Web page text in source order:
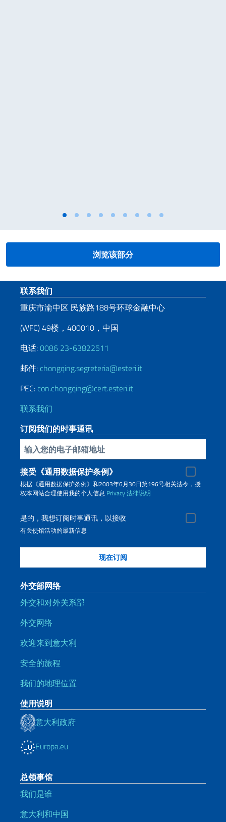
浏览该部分
页脚部分
联系我们
重庆市渝中区 民族路188号环球金融中心
(WFC) 49楼，400010，中国
电话:0086 23-63822511
邮件: chongqing.segreteria@esteri.it
PEC: con.chongqing@cert.esteri.it
联系我们
订阅我们的时事通讯
插入你的電子郵件
接受《通用数据保护条例》
根据《通用数据保护条例》和2003年6月30日第196号相关法令，授
权本网站合理使用我的个人信息 Privacy法律说明
是的，我想订阅时事通讯，以接收
有关使馆活动的最新信息
外交部网络
外交和对外关系部
外交网络
欢迎来到意大利
安全的旅程
我们的地理位置
使用说明
意大利政府
Europa.eu
总领事馆
我们是谁
意大利和中国